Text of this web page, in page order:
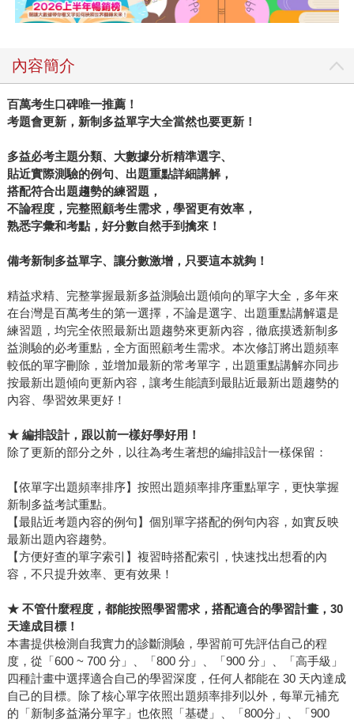
內容簡介
百萬考生口碑唯一推薦！
考題會更新，新制多益單字大全當然也要更新！
多益必考主題分類、大數據分析精準選字、
貼近實際測驗的例句、出題重點詳細講解，
搭配符合出題趨勢的練習題，
不論程度，完整照顧考生需求，學習更有效率，
熟悉字彙和考點，好分數自然手到擒來！
備考新制多益單字、讓分數激增，只要這本就夠！
精益求精、完整掌握最新多益測驗出題傾向的單字大全，多年來
在台灣是百萬考生的第一選擇，不論是選字、出題重點講解還是
練習題，均完全依照最新出題趨勢來更新內容，徹底摸透新制多
益測驗的必考重點，全方面照顧考生需求。本次修訂將出題頻率
較低的單字刪除，並增加最新的常考單字，出題重點講解亦同步
按最新出題傾向更新內容，讓考生能讀到最貼近最新出題趨勢的
內容、學習效果更好！
★ 編排設計，跟以前一樣好學好用！
除了更新的部分之外，以往為考生著想的編排設計一樣保留：
【依單字出題頻率排序】按照出題頻率排序重點單字，更快掌握
新制多益考試重點。
【最貼近考題內容的例句】個別單字搭配的例句內容，如實反映
最新出題內容趨勢。
【方便好查的單字索引】複習時搭配索引，快速找出想看的內
容，不只提升效率、更有效果！
★ 不管什麼程度，都能按照學習需求，搭配適合的學習計畫，30
天達成目標！
本書提供檢測自我實力的診斷測驗，學習前可先評估自己的程
度，從「600 ~ 700 分」、「800 分」、「900 分」、「高手級」
四種計畫中選擇適合自己的學習深度，任何人都能在 30 天內達成
自己的目標。除了核心單字依照出題頻率排列以外，每單元補充
的「新制多益滿分單字」也依照「基礎」、「800分」、「900